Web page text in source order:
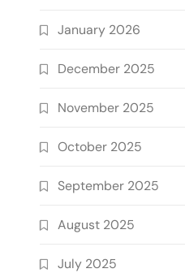
January 2026
December 2025
November 2025
October 2025
September 2025
August 2025
July 2025